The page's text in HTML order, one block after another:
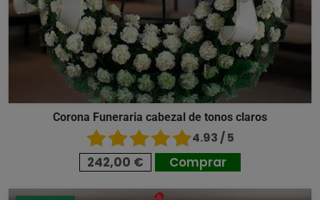
Corona Funeraria cabezal de tonos claros
4.93 / 5
242,00 € Comprar